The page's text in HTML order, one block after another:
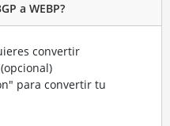
a WEBP?
convertir
para convertir tu